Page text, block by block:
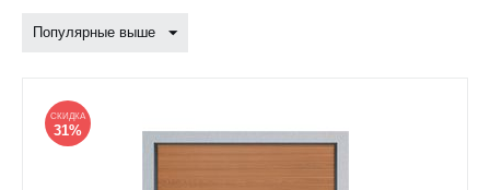
Популярные выше
СКИДКА
31%